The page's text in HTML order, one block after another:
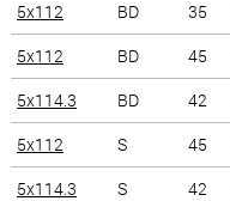
5x112 BD 35
5x112
BD 45
5x114.3
BD 42
5x112
S 45
5x114.3
S 42